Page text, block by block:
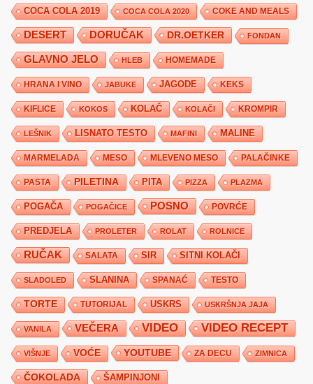
COCA COLA 2019 COCA COLA 2020 COKE AND MEALS
DESERT DORUČAK DR.OETKER FONDAN
GLAVNO JELO HLEB HOMEMADE
HRANA I VINO JABUKE JAGODE KEKS
KIFLICE KOKOS KOLAČ KOLAČI KROMPIR
LEŠNIK LISNATO TESTO MAFINI MALINE
MARMELADA MESO MLEVENO MESO PALAČINKE
PASTA PILETINA PITA PIZZA PLAZMA
POGAČA POGAČICE POSNO POVRĆE
PREDJELA PROLETER ROLAT ROLNICE
RUČAK SALATA SIR SITNI KOLAČI
SLADOLED SLANINA SPANAĆ TESTO
TORTE TUTORIJAL USKRS USKRŠNJA JAJA
VANILA VEČERA VIDEO VIDEO RECEPT
VIŠNJE VOĆE YOUTUBE ZA DECU ZIMNICA
ČOKOLADA ŠAMPINJONI